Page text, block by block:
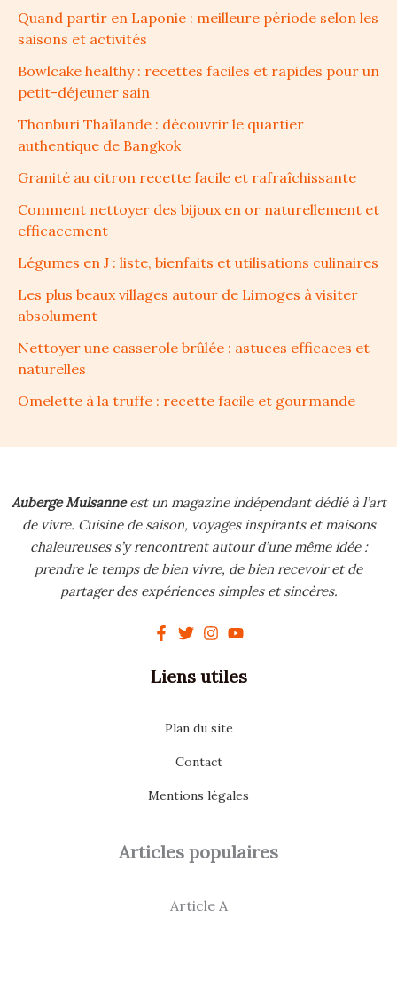
Quand partir en Laponie : meilleure période selon les
saisons et activités
Bowlcake healthy : recettes faciles et rapides pour un
petit-déjeuner sain
Thonburi Thaïlande : découvrir le quartier
authentique de Bangkok
Granité au citron recette facile et rafraîchissante
Comment nettoyer des bijoux en or naturellement et
efficacement
Légumes en J : liste, bienfaits et utilisations culinaires
Les plus beaux villages autour de Limoges à visiter
absolument
Nettoyer une casserole brûlée : astuces efficaces et
naturelles
Omelette à la truffe : recette facile et gourmande
Auberge Mulsanneest un magazine indépendant dédié à l’art
de vivre. Cuisine de saison, voyages inspirants et maisons
chaleureuses s’y rencontrent autour d’une même idée :
prendre le temps de bien vivre, de bien recevoir et de
partager des expériences simples et sincères.
Liens utiles
Plan du site
Contact
Mentions légales
Articles populaires
Article A